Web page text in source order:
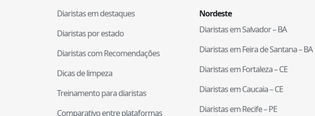
Diaristas em destaques
Diaristas por estado
Diaristas com Recomendações
Dicas de limpeza
Treinamento para diaristas
Comparativo entre plataformas
Nordeste
Diaristas emSalvador–BA
Diaristas emFeira de Santana–BA
Diaristas emFortaleza–CE
Diaristas emCaucaia–CE
Diaristas emRecife–PE